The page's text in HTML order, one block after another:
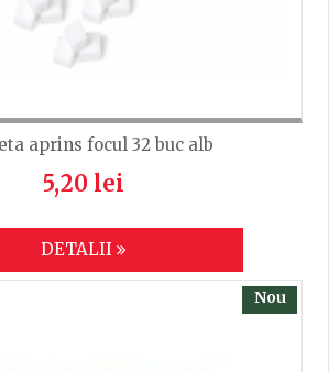
aprins focul 32 buc alb
5,20 lei
DETALII
Nou